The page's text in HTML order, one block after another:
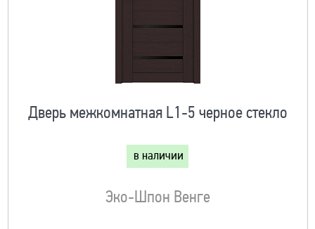
Дверь межкомнатная L1-5 черное стекло
в наличии
Эко-Шпон Венге